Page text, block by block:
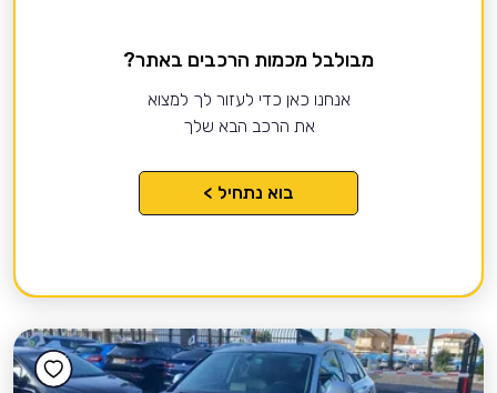
מבולבל מכמות הרכבים באתר?
אנחנו כאן כדי לעזור לך למצוא
את הרכב הבא שלך
בוא נתחיל >